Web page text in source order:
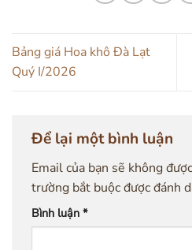
Bảng giá Hoa khô Đà Lạt
Quý I/2026
Để lại một bình luận
Email của bạn sẽ không
trường bắt buộc được đánh
Bình luận *